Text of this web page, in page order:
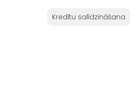
Kredītu salīdzināšana